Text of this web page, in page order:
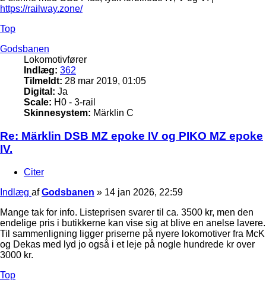
https://railway.zone/
Top
Godsbanen
Lokomotivfører
Indlæg: 362
Tilmeldt: 28 mar 2019, 01:05
Digital: Ja
Scale: H0 - 3-rail
Skinnesystem: Märklin C
Re: Märklin DSB MZ epoke IV og PIKO MZ epoke
IV.
Citer
Indlæg afGodsbanen » 14 jan 2026, 22:59
Mange tak for info. Listeprisen svarer til ca. 3500 kr, men den
endelige pris i butikkerne kan vise sig at blive en anelse lavere.
Til sammenligning ligger priserne på nyere lokomotiver fra McK
og Dekas med lyd jo også i et leje på nogle hundrede kr over
3000 kr.
Top